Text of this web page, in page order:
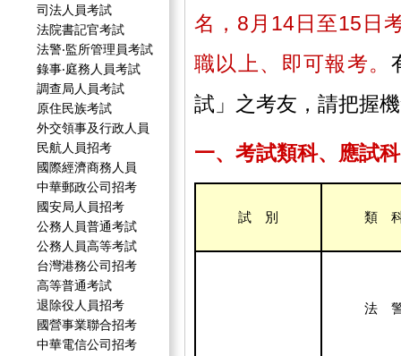
司法人員考試
法院書記官考試
法警‧監所管理員考試
錄事‧庭務人員考試
調查局人員考試
原住民族考試
外交領事及行政人員
民航人員招考
國際經濟商務人員
中華郵政公司招考
國安局人員招考
公務人員普通考試
公務人員高等考試
台灣港務公司招考
高等普通考試
退除役人員招考
國營事業聯合招考
中華電信公司招考
名，8月14日至15日
職以上、即可報考。
試」之考友，請把握
一、考試類科、應試
試 別 類
法